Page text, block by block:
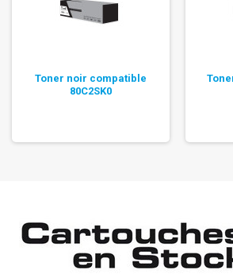
Toner noir compatible
80C2SK0